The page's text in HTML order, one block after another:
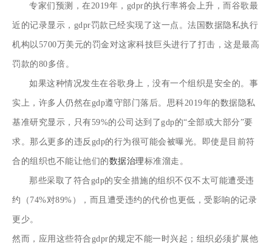
专家们预测，在2019年，gdpr的执行率将会上升，而谷歌最
近的记录显示，gdpr罚款已经实现了这一点。法国数据隐私执行
机构以5700万美元的罚金对这家科技巨头进行了打击，这是最高
罚款的80多倍。
如果这种情况发生在谷歌身上，没有一个组织是安全的。事
实上，许多人仍然在gdp遵守部门落后。思科2019年的数据隐私
基准研究显示，只有59%的公司达到了gdp的“全部或大部分”要
求。那么更多的违反gdp的行为很可能会被曝光。即使是目前符
合的组织也不能让他们的数据治理标准溜走。
那些采取了符合gdp的安全措施的组织不仅不太可能遭受违
约（74%对89%），而且遭受违约的代价也更低，受影响的记录
更少。
然而，应用这些符合gdpr的规定不能一时兴起；组织必须扩展他